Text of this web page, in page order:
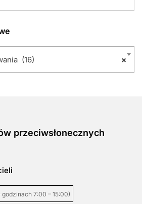
×
(16)
przeciwsłonecznych
godzinach 7:00 – 15:00)